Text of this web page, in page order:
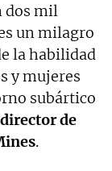
dos mil
un milagro
la habilidad
y mujeres
subártico
de
.